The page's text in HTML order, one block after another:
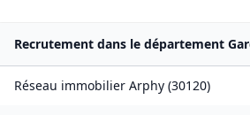
Recrutement dans le département
Réseau immobilier Arphy (30120)